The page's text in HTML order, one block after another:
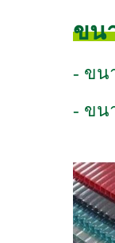
ขน
- ขน
- ขน